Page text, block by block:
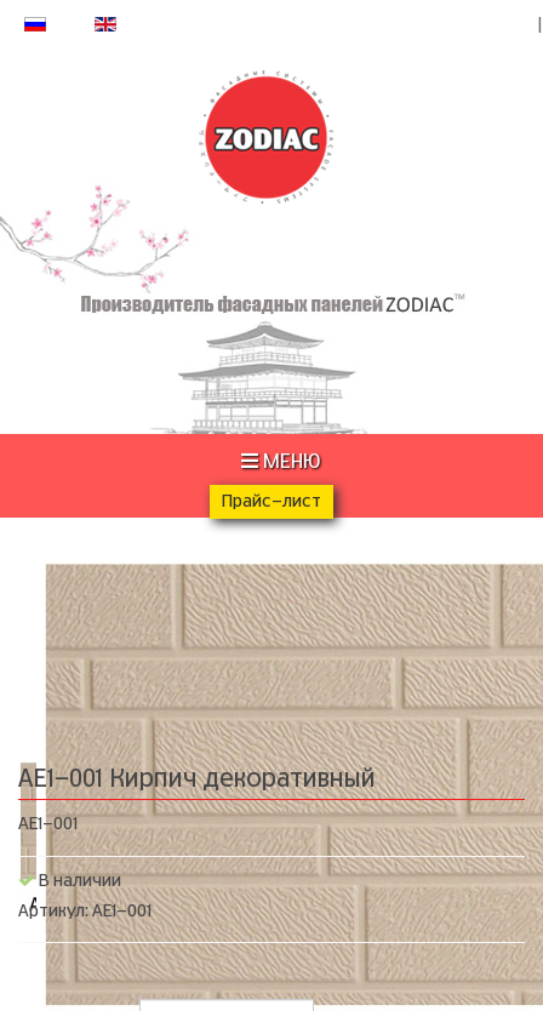
МЕНЮ
Прайс-лист
AE1-001 Кирпич декоративный
AE1-001
В наличии
Артикул: AE1-001